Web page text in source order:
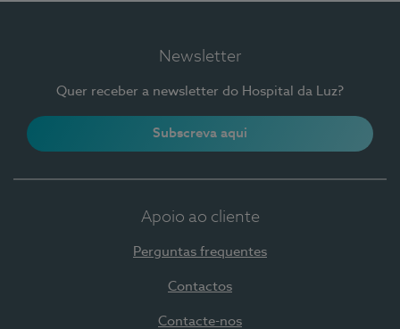
Newsletter
Quer receber a newsletter do Hospital da Luz?
Subscreva aqui
Apoio ao cliente
Perguntas frequentes
Contactos
Contacte-nos